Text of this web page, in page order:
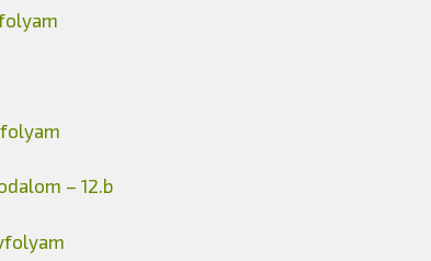
– 12.b